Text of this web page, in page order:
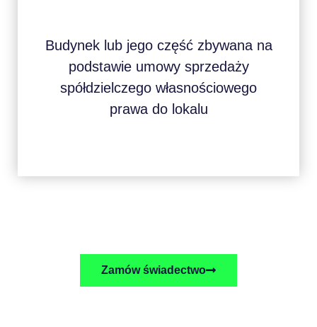
Budynek lub jego część zbywana na
podstawie umowy sprzedaży
spółdzielczego własnościowego
prawa do lokalu
Zamów świadectwo